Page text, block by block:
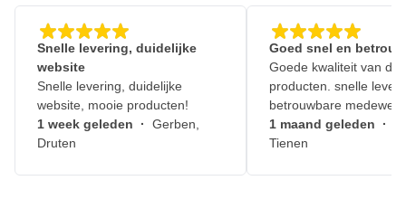
Snelle levering, duidelijke
website
Snelle levering, duidelijke
website, mooie producten!
1 week geleden · Gerben,
Druten
Goed snel en
Goede kwaliteit van de
producten. snelle
betrouwbare
1 maand geleden ·
Tienen